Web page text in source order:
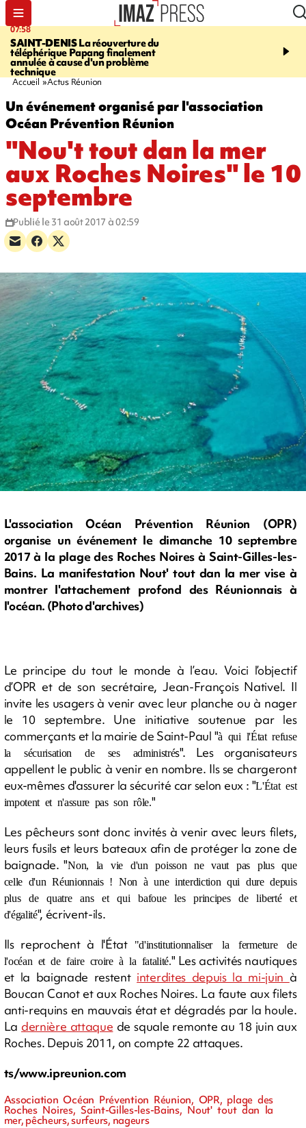
07:58
SAINT-DENISLa réouverture du
téléphérique Papang finalement
annulée à cause d'un problème
technique
10:02
intègrent des centres
Accueil Actus Réunion
Un événement organisé par l'association
Océan Prévention Réunion
"Nou't tout dan la mer
aux Roches Noires" le 10
septembre
Publié le 31 août 2017 à 02:59
L'association Océan Prévention Réunion (OPR)
organise un événement le dimanche 10 septembre
2017 à la plage des Roches Noires à Saint-Gilles-les-
Bains. La manifestation Nout' tout dan la mer vise à
montrer l'attachement profond des Réunionnais à
l'océan. (Photo d'archives)
Le principe du tout le monde à l’eau. Voici l’objectif
d’OPR et de son secrétaire, Jean-François Nativel. Il
invite les usagers à venir avec leur planche ou à nager
le 10 septembre. Une initiative soutenue par les
commerçants et la mairie de Saint-Paul "à qui l'État refuse
la sécurisation de ses administrés". Les organisateurs
appellent le public à venir en nombre. Ils se chargeront
eux-mêmes d'assurer la sécurité car selon eux : "L'État est
impotent et n'assure pas son rôle. "
Les pêcheurs sont donc invités à venir avec leurs filets,
leurs fusils et leurs bateaux afin de protéger la zone de
baignade. "Non, la vie d'un poisson ne vaut pas plus que
celle d'un Réunionnais ! Non à une interdiction qui dure depuis
plus de quatre ans et qui bafoue les principes de liberté et
d'égalité", écrivent-ils.
Ils reprochent à l'État
"d'institutionnaliser la fermeture de
l'océan et de faire croire à la fatalité. " Les activités nautiques
et la baignade restent interdites depuis la mi-juin à
Boucan Canot et aux Roches Noires. La faute aux filets
anti-requins en mauvais état et dégradés par la houle.
La dernière attaque de squale remonte au 18 juin aux
Roches. Depuis 2011, on compte 22 attaques.
ts/www.ipreunion.com
Association Océan Prévention Réunion, OPR, plage des
Roches Noires, Saint-Gilles-les-Bains, Nout' tout dan la
mer, pêcheurs, surfeurs, nageurs